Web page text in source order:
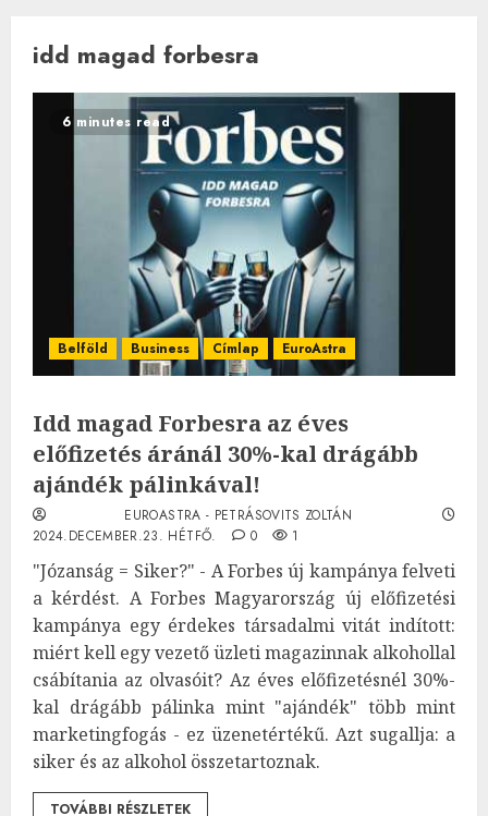
idd magad forbesra
6 minutes read
Belföld Business Címlap EuroAstra
Idd magad Forbesra az éves
előfizetés áránál 30%-kal drágább
ajándék pálinkával!
EUROASTRA - PETRÁSOVITS ZOLTÁN
2024.DECEMBER.23. HÉTFŐ.
0 1
"Józanság = Siker?" - A Forbes új kampánya felveti
a kérdést. A Forbes Magyarország új előfizetési
kampánya egy érdekes társadalmi vitát indított:
miért kell egy vezető üzleti magazinnak alkohollal
csábítania az olvasóit? Az éves előfizetésnél 30%-
kal drágább pálinka mint "ajándék" több mint
marketingfogás - ez üzenetértékű. Azt sugallja: a
siker és az alkohol összetartoznak.
TOVÁBBI RÉSZLETEK